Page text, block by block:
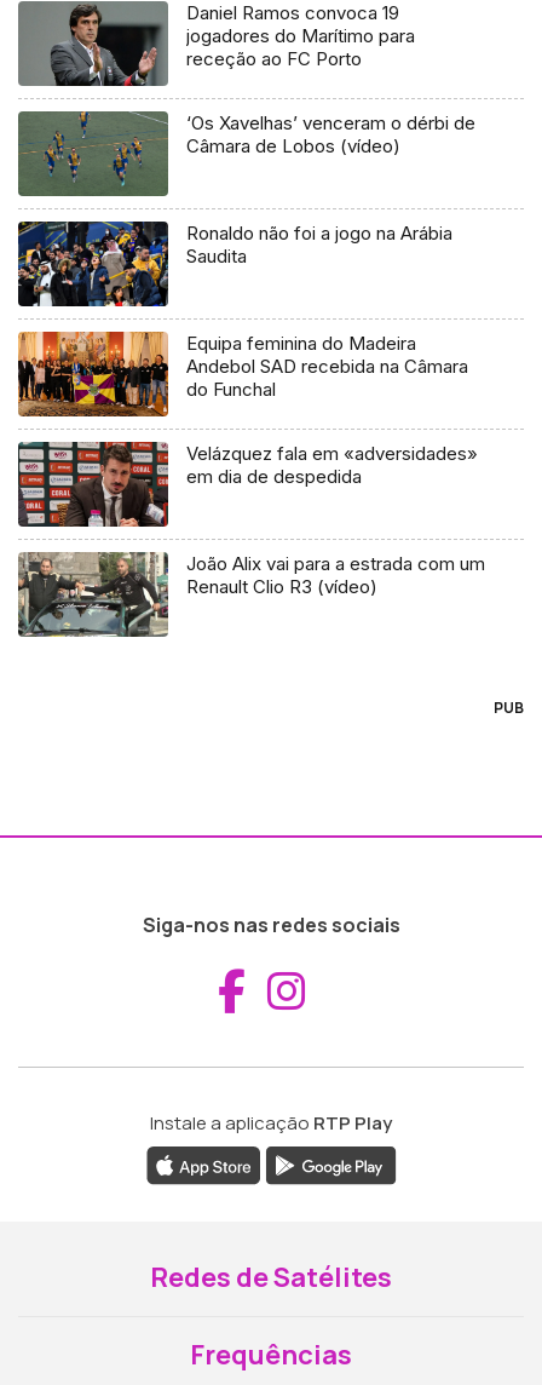
Daniel Ramos convoca 19
jogadores do Marítimo para
receção ao FC Porto
‘Os Xavelhas’ venceram o dérbi de
Câmara de Lobos (vídeo)
Ronaldo não foi a jogo na Arábia
Saudita
Equipa feminina do Madeira
Andebol SAD recebida na Câmara
do Funchal
Velázquez fala em «adversidades»
em dia de despedida
João Alix vai para a estrada com um
Renault Clio R3 (vídeo)
PUB
Siga-nos nas redes sociais
Aceder ao
Instale a aplicação RTP Play
Redes de Satélites
Frequências